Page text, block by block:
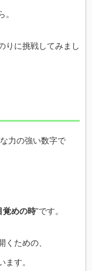
りに挑戦してみまし
力の強い数字で
覚めの時”です。
ための、
す。